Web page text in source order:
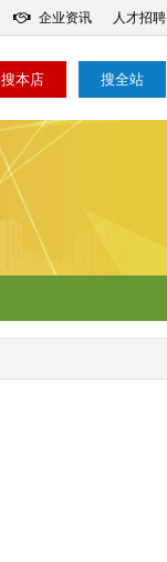
企业资讯 人才招聘
搜本店 搜全站